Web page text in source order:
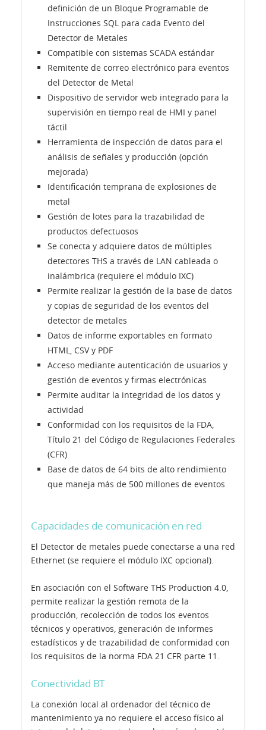
definición de un Bloque Programable de
Instrucciones SQL para cada Evento del
Detector de Metales
Compatible con sistemas SCADA estándar
Remitente de correo electrónico para eventos
del Detector de Metal
Dispositivo de servidor web integrado para la
supervisión en tiempo real de HMI y panel
táctil
Herramienta de inspección de datos para el
análisis de señales y producción (opción
mejorada)
Identificación temprana de explosiones de
metal
Gestión de lotes para la trazabilidad de
productos defectuosos
Se conecta y adquiere datos de múltiples
detectores THS a través de LAN cableada o
inalámbrica (requiere el módulo IXC)
Permite realizar la gestión de la base de datos
y copias de seguridad de los eventos del
detector de metales
Datos de informe exportables en formato
HTML, CSV y PDF
Acceso mediante autenticación de usuarios y
gestión de eventos y firmas electrónicas
Permite auditar la integridad de los datos y
actividad
Conformidad con los requisitos de la FDA,
Título 21 del Código de Regulaciones Federales
(CFR)
Base de datos de 64 bits de alto rendimiento
que maneja más de 500 millones de eventos
Capacidades de comunicación en red
El Detector de metales puede conectarse a una red
Ethernet (se requiere el módulo IXC opcional).
En asociación con el Software THS Production 4.0,
permite realizar la gestión remota de la
producción, recolección de todos los eventos
técnicos y operativos, generación de informes
estadísticos y de trazabilidad de conformidad con
los requisitos de la norma FDA 21 CFR parte 11.
Conectividad BT
La conexión local al ordenador del técnico de
mantenimiento ya no requiere el acceso físico al